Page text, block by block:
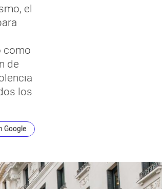
el
como
de
los
Google